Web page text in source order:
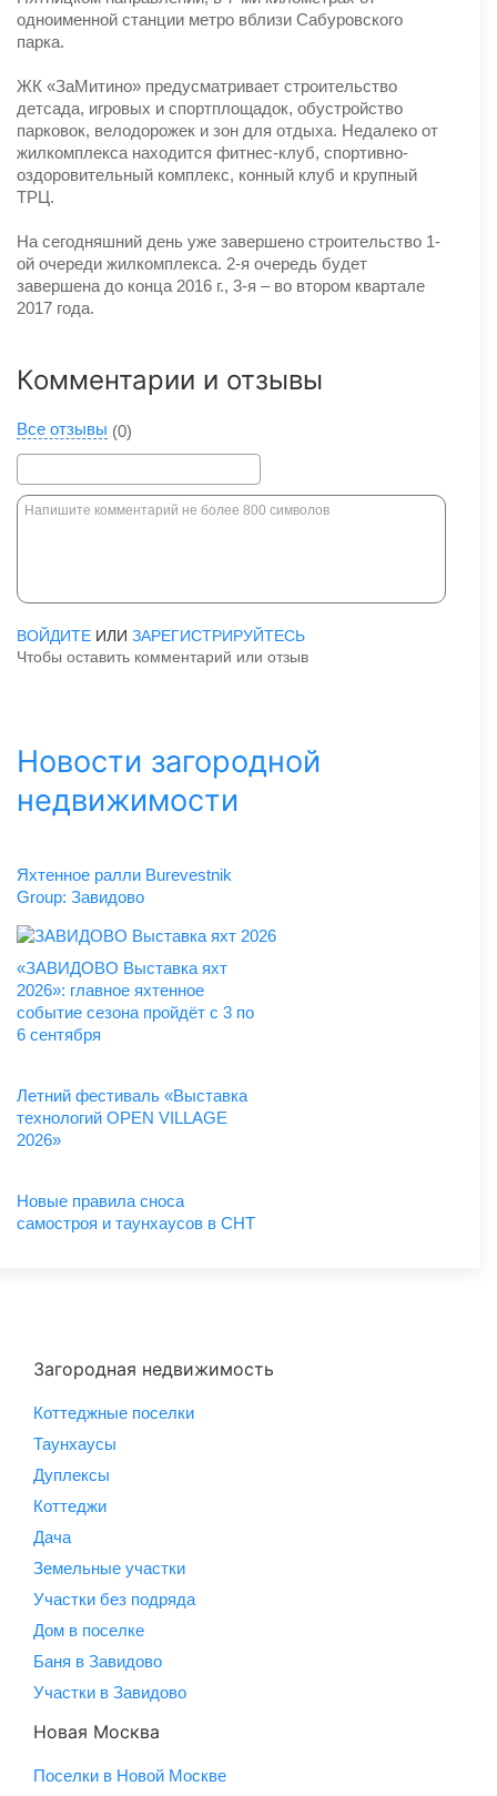
одноименной станции метро вблизи Сабуровского
парка.
ЖК «ЗаМитино» предусматривает строительство
детсада, игровых и спортплощадок, обустройство
парковок, велодорожек и зон для отдыха. Недалеко от
жилкомплекса находится фитнес-клуб, спортивно-
оздоровительный комплекс, конный клуб и крупный
ТРЦ.
На сегодняшний день уже завершено строительство 1-
ой очереди жилкомплекса. 2-я очередь будет
завершена до конца 2016 г., 3-я – во втором квартале
2017 года.
Комментарии и отзывы
Все отзывы (0)
ВОЙДИТЕ ИЛИ ЗАРЕГИСТРИРУЙТЕСЬ
Чтобы оставить комментарий или отзыв
Новости загородной
недвижимости
Яхтенное ралли Burevestnik
Group: Завидово
«ЗАВИДОВО Выставка яхт
2026»: главное яхтенное
событие сезона пройдёт с 3 по
6 сентября
Летний фестиваль «Выставка
технологий OPEN VILLAGE
2026»
Новые правила сноса
самостроя и таунхаусов в СНТ
Загородная недвижимость
Коттеджные поселки
Таунхаусы
Дуплексы
Коттеджи
Дача
Земельные участки
Участки без подряда
Дом в поселке
Баня в Завидово
Участки в Завидово
Новая Москва
Поселки в Новой Москве